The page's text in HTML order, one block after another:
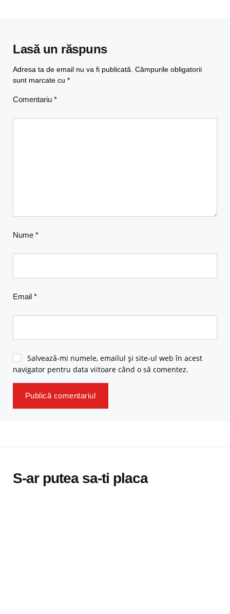
Lasă un răspuns
Adresa ta de email nu va fi publicată. Câmpurile obligatorii
sunt marcate cu *
Comentariu *
Nume *
Email *
Salvează-mi numele, emailul și site-ul web în acest
navigator pentru data viitoare când o să comentez.
S-ar putea sa-ti placa